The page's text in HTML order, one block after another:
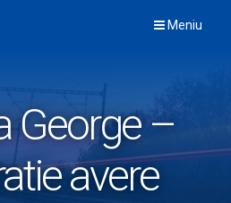
Meniu
George –
avere